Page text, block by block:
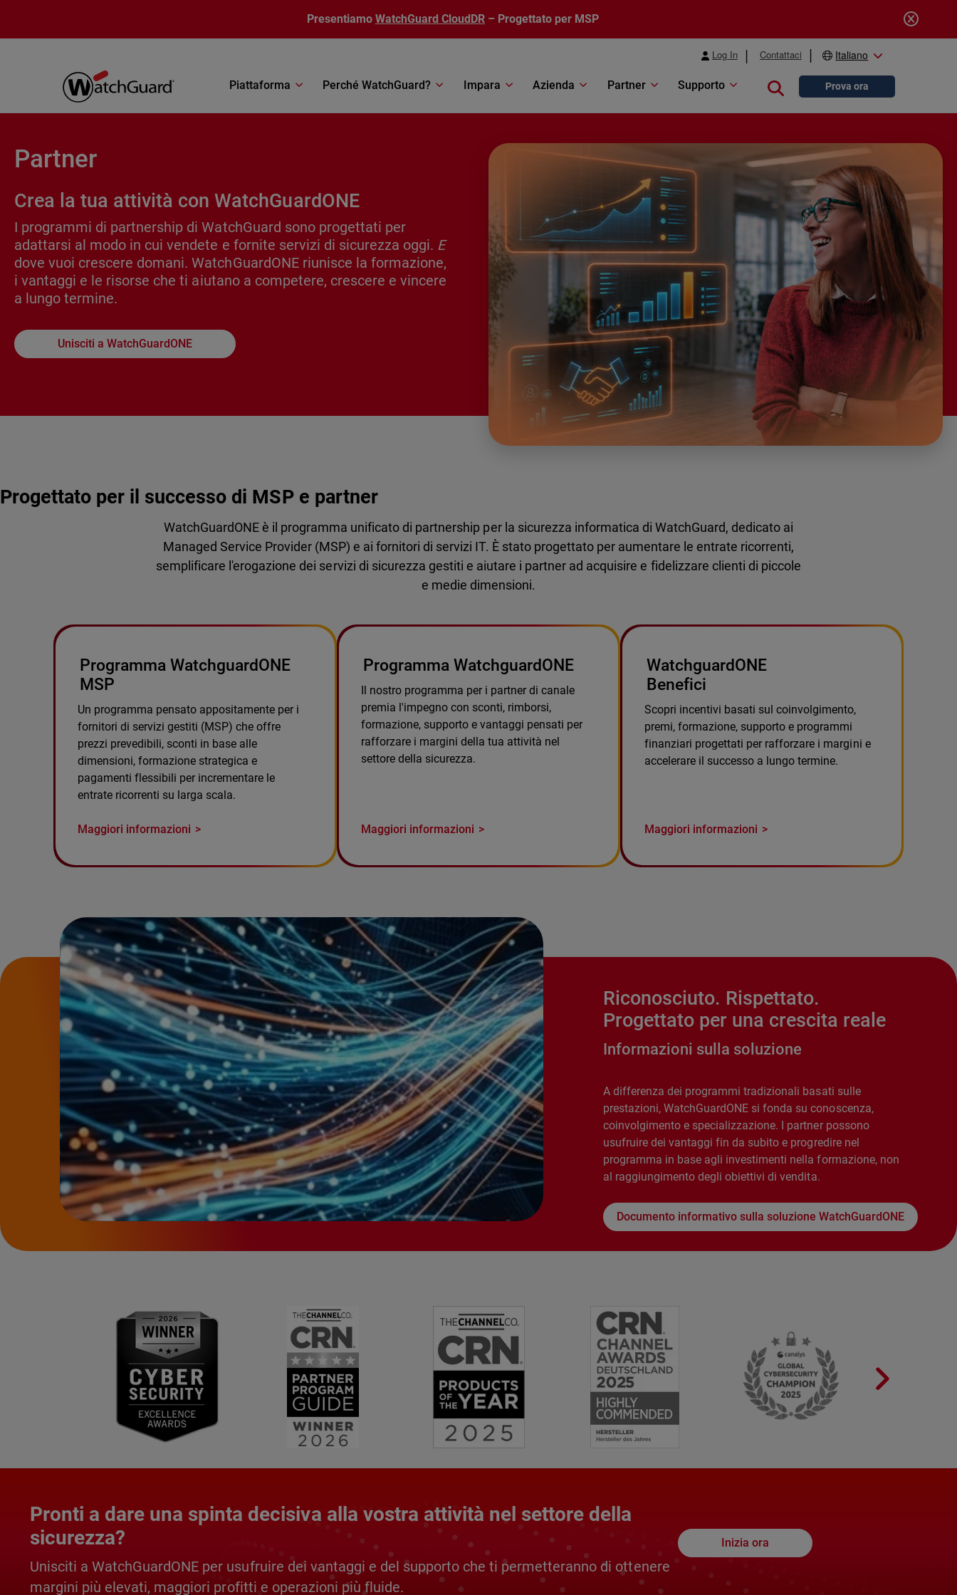
Presentiamo WatchGuard CloudDR – Progettato per MSP
Log In Contattaci Italiano
Piattaforma Perché WatchGuard? Impara Azienda Partner Supporto Close searchProva ora
Partner
Crea la tua attività con WatchGuardONE
I programmi di partnership di WatchGuard sono progettati per
adattarsi al modo in cui vendete e fornite servizi di sicurezza oggi. E
dove vuoi crescere domani. WatchGuardONE riunisce la formazione,
i vantaggi e le risorse che ti aiutano a competere, crescere e vincere
a lungo termine.
Unisciti a WatchGuardONE
Progettato per il successo di MSP e partner
WatchGuardONE è il programma unificato di partnership per la sicurezza informatica di WatchGuard, dedicato ai
Managed Service Provider (MSP) e ai fornitori di servizi IT. È stato progettato per aumentare le entrate ricorrenti,
semplificare l'erogazione dei servizi di sicurezza gestiti e aiutare i partner ad acquisire e fidelizzare clienti di piccole
e medie dimensioni.
Programma WatchguardONE
MSP
Un programma pensato appositamente per i
fornitori di servizi gestiti (MSP) che offre
prezzi prevedibili, sconti in base alle
dimensioni, formazione strategica e
pagamenti flessibili per incrementare le
entrate ricorrenti su larga scala.
Maggiori informazioni
Programma WatchguardONE
Il nostro programma per i partner di canale
premia l'impegno con sconti, rimborsi,
formazione, supporto e vantaggi pensati per
rafforzare i margini della tua attività nel
settore della sicurezza.
Maggiori informazioni
WatchguardONE
Benefici
Scopri incentivi basati sul coinvolgimento,
premi, formazione, supporto e programmi
finanziari progettati per rafforzare i margini e
accelerare il successo a lungo termine.
Maggiori informazioni
Riconosciuto. Rispettato.
Progettato per una crescita reale
Informazioni sulla soluzione
A differenza dei programmi tradizionali basati sulle
prestazioni, WatchGuardONE si fonda su conoscenza,
coinvolgimento e specializzazione. I partner possono
usufruire dei vantaggi fin da subito e progredire nel
programma in base agli investimenti nella formazione, non
al raggiungimento degli obiettivi di vendita.
Documento informativo sulla soluzione WatchGuardONE
Pronti a dare una spinta decisiva alla vostra attività nel settore della
sicurezza?
Unisciti a WatchGuardONE per usufruire dei vantaggi e del supporto che ti permetteranno di ottenere
margini più elevati, maggiori profitti e operazioni più fluide.
Inizia ora